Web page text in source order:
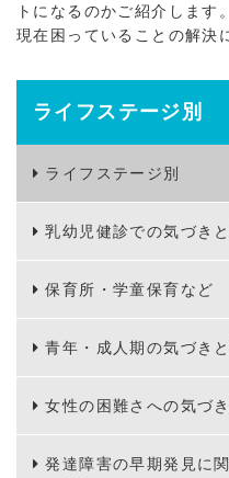
トになるのかご紹介します
現在困っていることの解決
ライフステージ別
ライフステージ別
乳幼児健診での気づき
保育所・学童保育など
青年・成人期の気づき
女性の困難さへの気づ
発達障害の早期発見に